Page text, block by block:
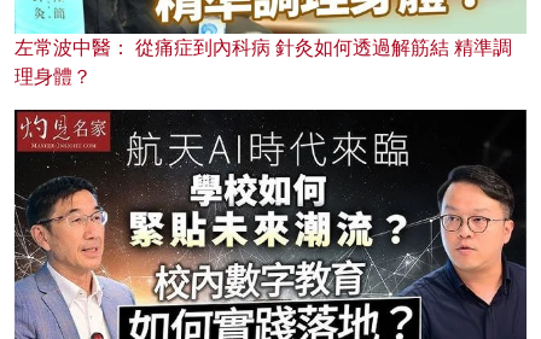
左常波中醫： 從痛症到內科病 針灸如何透過解筋結 精準調
理身體？